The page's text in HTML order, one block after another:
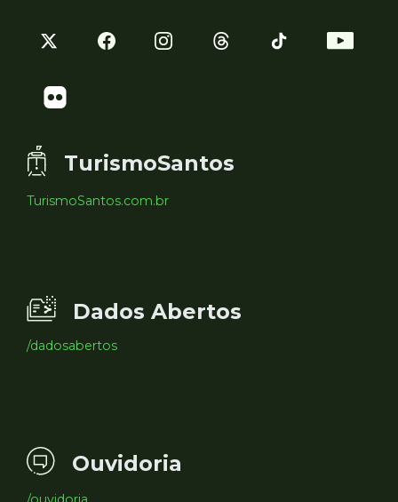
TurismoSantos
TurismoSantos.com.br
Dados Abertos
/dadosabertos
Ouvidoria